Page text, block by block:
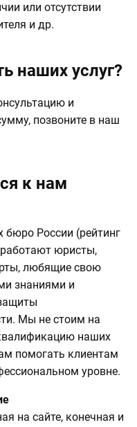
или отсутствии
и др.
наших услуг?
и
позвоните в наш
к нам
России (рейтинг
юристы,
любящие свою
знаниями и
Мы не стоим на
наших
помогать клиентам
уровне.
на сайте, конечная и